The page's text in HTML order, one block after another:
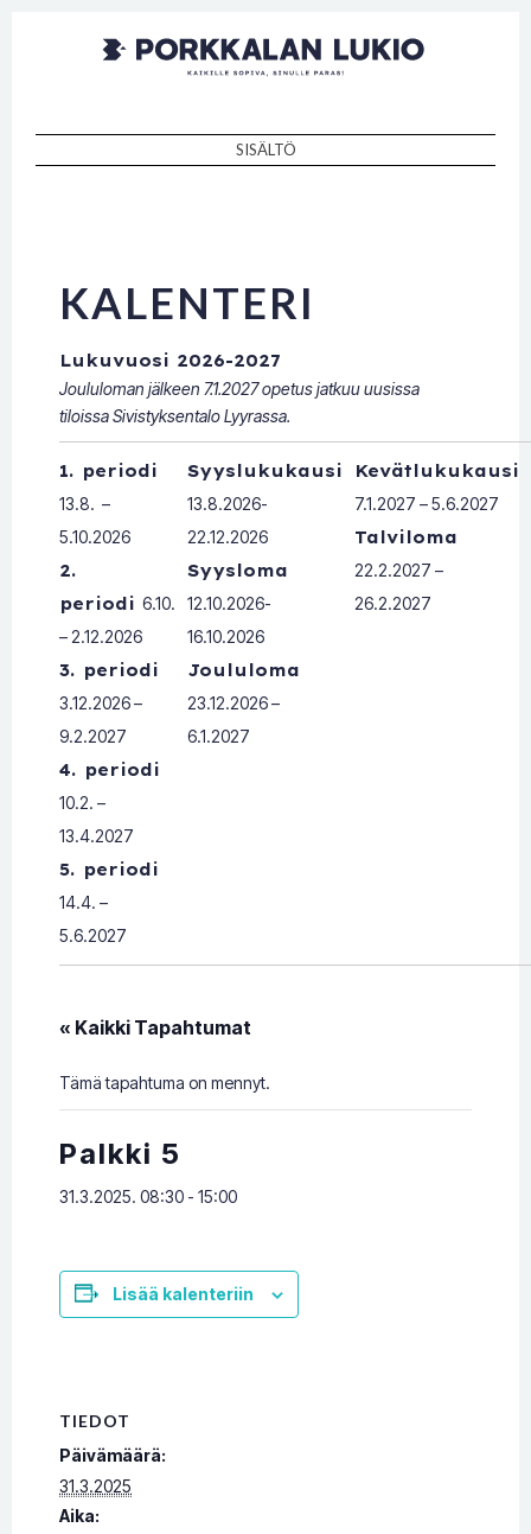
Porkkalan
lukio
Kaikille sopiva, sinulle paras!
SISÄLTÖ
KALENTERI
Lukuvuosi 2026-2027
Joululoman jälkeen 7.1.2027 opetus jatkuu uusissa
tiloissa Sivistyksentalo Lyyrassa.
1. periodi
13.8. –
5.10.2026
2.
periodi 6.10.
– 2.12.2026
3. periodi
3.12.2026 –
9.2.2027
4. periodi
10.2. –
13.4.2027
5. periodi
14.4. –
5.6.2027
Syyslukukausi
13.8.2026-
22.12.2026
Syysloma
12.10.2026-
16.10.2026
Joululoma
23.12.2026 –
6.1.2027
Kevätlukukausi
7.1.2027 – 5.6.2027
Talviloma
22.2.2027 –
26.2.2027
« Kaikki Tapahtumat
Tämä tapahtuma on mennyt.
Palkki 5
31.3.2025. 08:30 - 15:00
Lisää kalenteriin
TIEDOT
Päivämäärä:
31.3.2025
Aika: